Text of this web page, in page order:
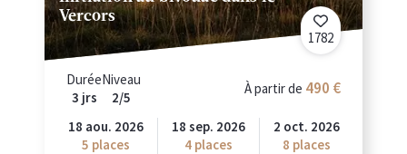
Vercors
1782
Durée
3 jrs
Niveau
2/5
À partir de 490 €
18 aou. 2026
5 places
18 sep. 2026
4places
2 oct. 2026
8 places